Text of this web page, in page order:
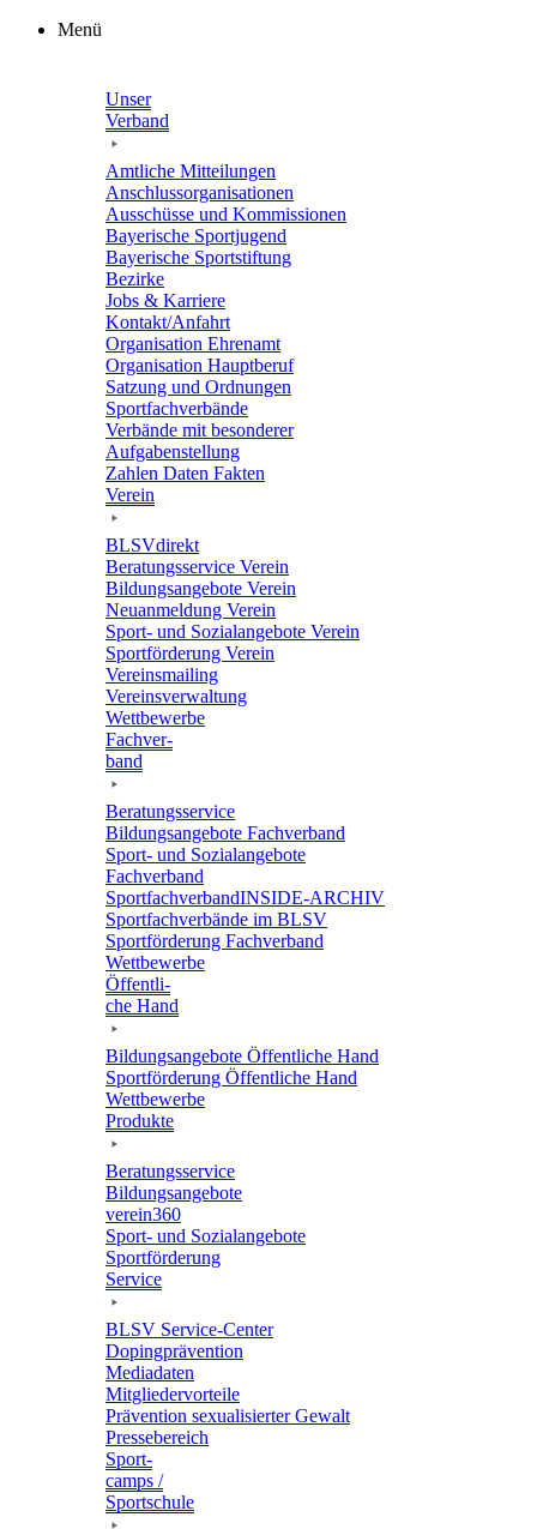
Zum
Menü
Unser
Verband
Amtli­che Mitteilungen
Anschluss­or­ga­ni­sa­tio­nen
Ausschüsse und Kommissionen
Baye­ri­sche Sportjugend
Baye­ri­sche Sportstiftung
Bezirke
Jobs & Karriere
Kontakt/​​Anfahrt
Orga­ni­sa­tion Ehrenamt
Orga­ni­sa­tion Hauptberuf
Satzung und Ordnungen
Sport­fach­ver­bände
Verbände mit beson­de­rer
Aufgabenstellung
Zahlen Daten Fakten
Verein
BLSVdi­rekt
Bera­tungs­ser­vice Verein
Bildungs­an­ge­bote Verein
Neuan­mel­dung Verein
Sport- und Sozi­al­an­ge­bote Verein
Sport­för­de­rung Verein
Vereins­mai­ling
Vereins­ver­wal­tung
Wett­be­werbe
Fach­ver­
band
Bera­tungs­ser­vice
Bildungs­an­ge­bote Fachverband
Sport- und Sozi­al­an­ge­bote
Fachverband
Sport­fach­ver­ban­d­IN­SIDE-ARCHIV
Sport­fach­ver­bände im BLSV
Sport­för­de­rung Fachverband
Wett­be­werbe
Öffent­li­
che Hand
Bildungs­an­ge­bote Öffent­li­che Hand
Sport­för­de­rung Öffent­li­che Hand
Wett­be­werbe
Produkte
Bera­tungs­ser­vice
Bildungs­an­ge­bote
verein360
Sport- und Sozialangebote
Sport­för­de­rung
Service
BLSV Service-Center
Doping­prä­ven­tion
Media­da­ten
Mitglie­der­vor­teile
Präven­tion sexua­li­sier­ter Gewalt
Pres­se­be­reich
Sport­
camps /
Sportschule